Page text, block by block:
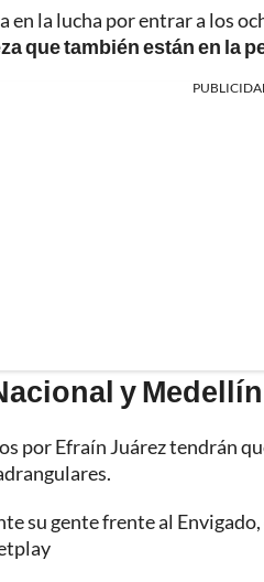
en la lucha por entrar a los
que también están en la
y Medellín
por Efraín Juárez tendrán
su gente frente al